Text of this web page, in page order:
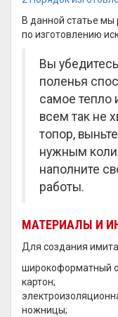
В данной статье
по изготовлению
Вы
поленья
самое тепло
всем так не
топор,
нужным
наполните
работы.
МАТЕРИАЛЫ И
Для создания
широкоформатный
картон;
ножницы;